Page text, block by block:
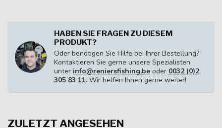
HABEN SIE FRAGEN ZU DIESEM
PRODUKT?
Oder benötigen Sie Hilfe bei Ihrer Bestellung?
Kontaktieren Sie gerne unsere Spezialisten
unter info@reniersfishing.be oder 0032 (0)2
305 83 11. Wir helfen Ihnen gerne weiter!
ZULETZT ANGESEHEN